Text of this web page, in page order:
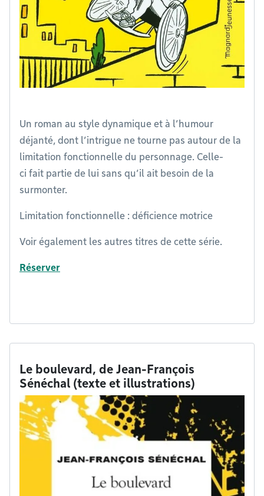
Un roman au style dynamique et à l’humour
déjanté, dont l’intrigue ne tourne pas autour de la
limitation fonctionnelle du personnage. Celle-
ci fait partie de lui sans qu’il ait besoin de la
surmonter.
Limitation fonctionnelle : déficience motrice
Voir également les autres titres de cette série.
Réserver
Le boulevard, de Jean-François
Sénéchal (texte et illustrations)